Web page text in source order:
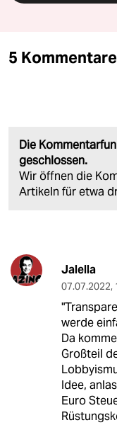
5 Kommentare
Die
geschlossen.
Wir öffnen die
Artikeln für etwa
Jalella
07.07.2022,
werde
Da
Großteil
Idee,
Euro